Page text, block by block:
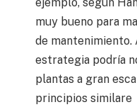
muy bueno para
de mantenimiento.
estrategia podría
plantas a gran
principios similare